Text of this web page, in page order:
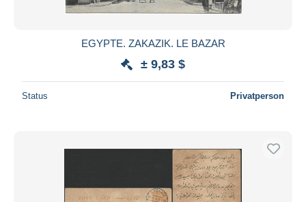
EGYPTE. ZAKAZIK. LE BAZAR
± 9,83 $
Status Privatperson